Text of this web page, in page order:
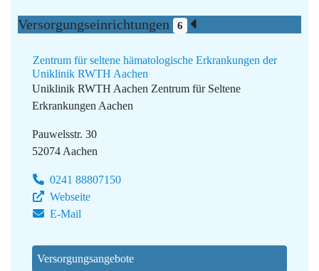
Versorgungseinrichtungen 6
Zentrum für seltene hämatologische Erkrankungen der
Uniklinik RWTH Aachen
Uniklinik RWTH Aachen Zentrum für Seltene
Erkrankungen Aachen
Pauwelsstr. 30
52074 Aachen
0241 88807150
Webseite
E-Mail
Versorgungsangebote